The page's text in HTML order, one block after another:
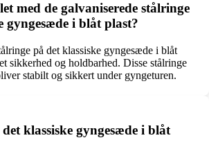
med de galvaniserede stålringe
gyngesæde i blåt plast?
på det klassiske gyngesæde i blåt
sikkerhed og holdbarhed. Disse stålringe
stabilt og sikkert under gyngeturen.
klassiske gyngesæde i blåt